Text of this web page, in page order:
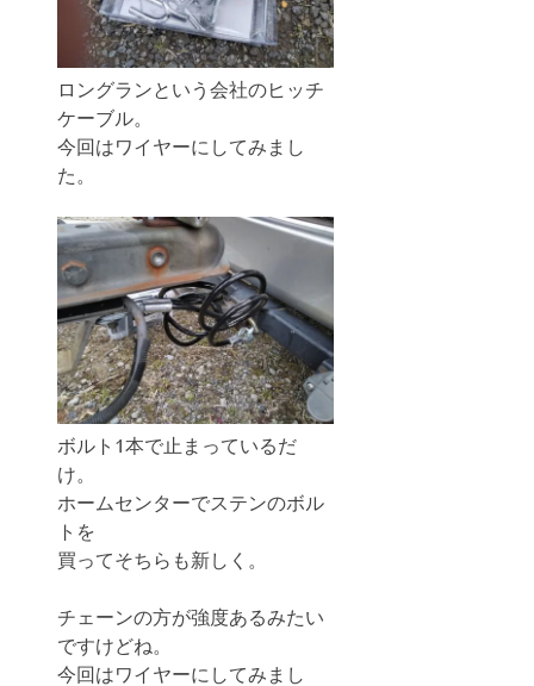
ロングランという会社のヒッチ
ケーブル。
今回はワイヤーにしてみまし
た。
ボルト1本で止まっているだ
け。
ホームセンターでステンのボル
トを
買ってそちらも新しく。
チェーンの方が強度あるみたい
ですけどね。
今回はワイヤーにしてみまし